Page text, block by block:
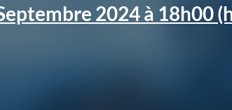
2024 à 18h00